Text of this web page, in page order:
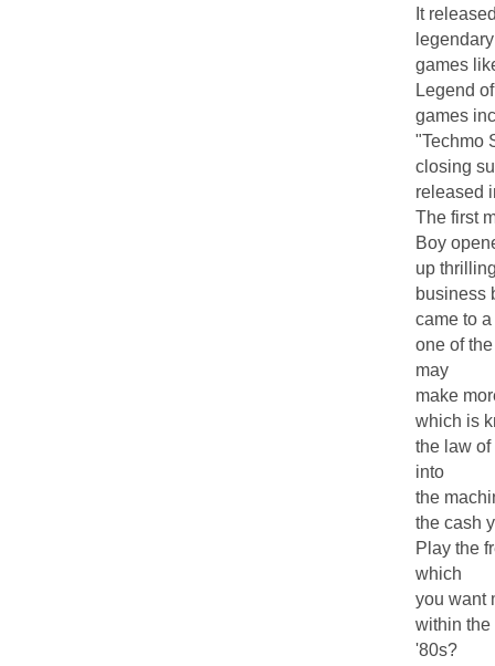
It
legendary
games
Legend
games
"Techmo
closing
released
The first
Boy
up
business
came to
one of
may
make
which is
the law
into
the
the cash
Play the
which
you want
within the
'80s?